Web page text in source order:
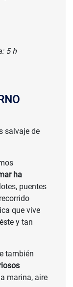
5 h
salvaje de
ha
puentes
que vive
y tan
también
marina, aire